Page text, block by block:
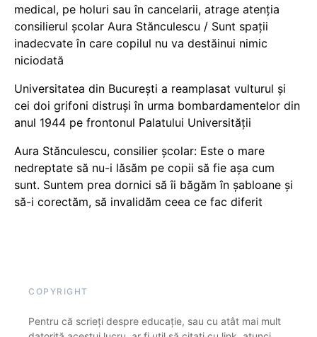
medical, pe holuri sau în cancelarii, atrage atenția
consilierul școlar Aura Stănculescu / Sunt spații
inadecvate în care copilul nu va destăinui nimic
niciodată
Universitatea din București a reamplasat vulturul și
cei doi grifoni distruși în urma bombardamentelor din
anul 1944 pe frontonul Palatului Universității
Aura Stănculescu, consilier școlar: Este o mare
nedreptate să nu-i lăsăm pe copii să fie așa cum
sunt. Suntem prea dornici să îi băgăm în șabloane și
să-i corectăm, să invalidăm ceea ce fac diferit
COPYRIGHT
Pentru că scrieți despre educație, sau cu atât mai mult